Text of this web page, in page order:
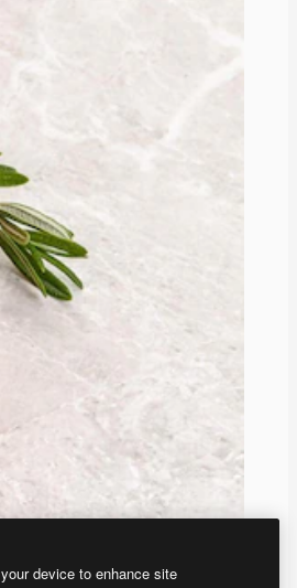
device to enhance site